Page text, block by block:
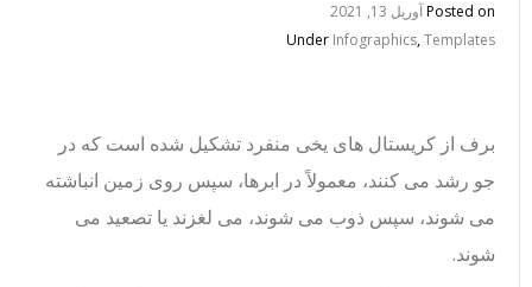
Posted onآوریل 13, 2021
UnderInfographics,Templates
برف از کریستال های یخی منفرد تشکیل شده است که در
جو رشد می کنند، معمولاً در ابرها، سپس روی زمین انباشته
می شوند، سپس ذوب می شوند، می لغزند یا تصعید می
شوند.